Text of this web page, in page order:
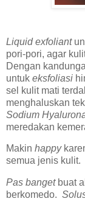
Liquid exfoliant
pori-pori, agar
Dengan
untuk eksfoliasi
sel kulit mati
menghaluskan
Sodium
meredakan
Makin happy
semua jenis kulit.
Pas banget buat
berkomedo.